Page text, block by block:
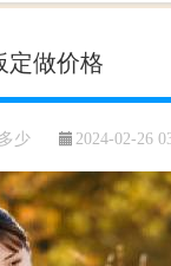
定做价格
少 2024-02-26